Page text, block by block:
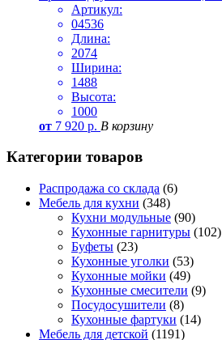
Артикул:
04536
Длина:
2074
Ширина:
1488
Высота:
1000
от 7 920 р. В корзину
Категории товаров
Распродажа со склада (6)
Мебель для кухни (348)
Кухни модульные (90)
Кухонные гарнитуры (102)
Буфеты (23)
Кухонные уголки (53)
Кухонные мойки (49)
Кухонные смесители (9)
Посудосушители (8)
Кухонные фартуки (14)
Мебель для детской (1191)